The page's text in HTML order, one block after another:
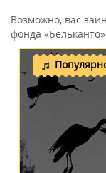
Возможно, вас
фонда «Бельканто»